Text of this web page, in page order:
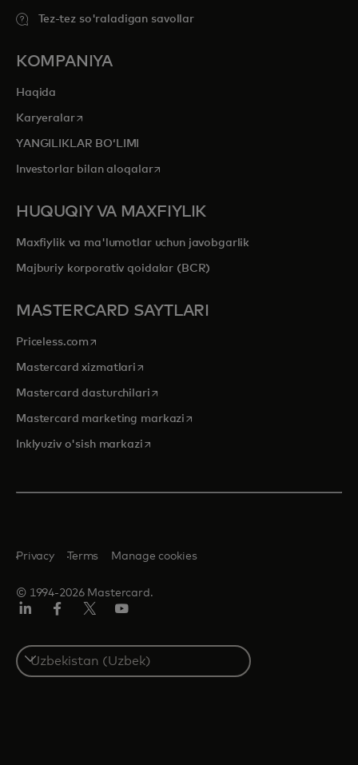
Tez-tez so'raladigan savollar
KOMPANIYA
Haqida
Karyeralaropens in a new tab
YANGILIKLAR BOʻLIMI
Investorlar bilan aloqalaropens in a new tab
HUQUQIY VA MAXFIYLIK
Maxfiylik va ma'lumotlar uchun javobgarlik
Majburiy korporativ qoidalar (BCR)
MASTERCARD SAYTLARI
Priceless.com opens in a new tab
Mastercard xizmatlari opens in a new tab
Mastercard dasturchilariopens in a new tab
Mastercard marketing markazi opens in a new tab
Inklyuziv o'sish markaziopens in a new tab
© 1994-2026 Mastercard.
Privacy Terms Manage cookies
Select
a
country